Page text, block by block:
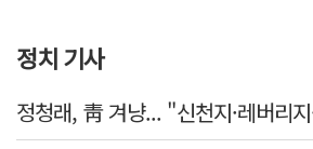
정치 기사